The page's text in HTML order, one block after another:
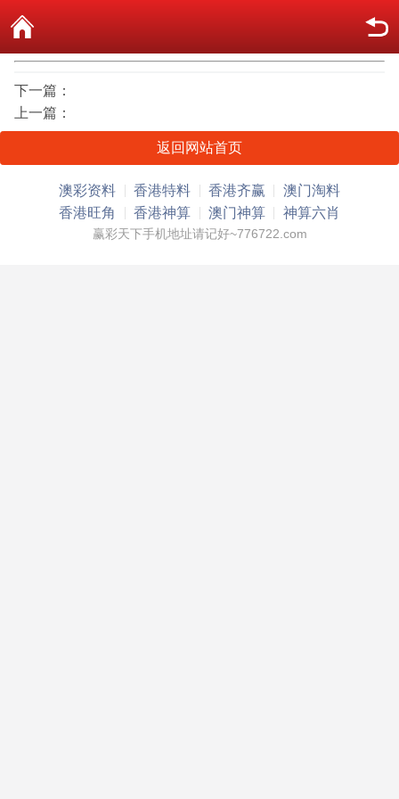
下一篇：
上一篇：
返回网站首页
澳彩资料 香港特料 香港齐赢
澳门淘料
香港旺角
香港神算 澳门神算 神算六肖
赢彩天下手机地址请记好~776722.com